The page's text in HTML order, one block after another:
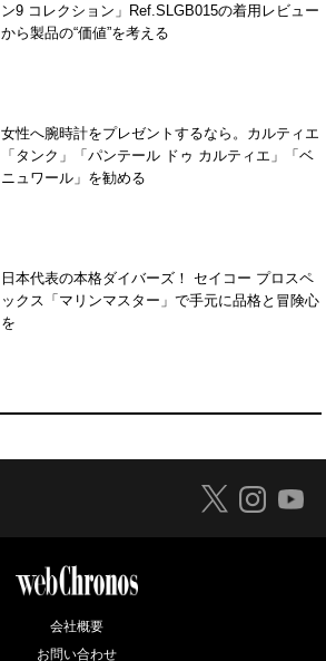
ン9 コレクション」Ref.SLGB015の着用レビュー
から製品の“価値”を考える
女性へ腕時計をプレゼントするなら。カルティエ
「タンク」「パンテール ドゥ カルティエ」「ベ
ニュワール」を勧める
日本代表の本格ダイバーズ！ セイコー プロスペ
ックス「マリンマスター」で手元に品格と冒険心
を
会社概要
お問い合わせ